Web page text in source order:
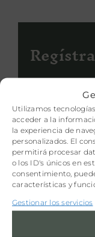
Utilizamos
acceder a la
la experiencia de
personalizados. El
permitirá procesar
o los ID's únicos en
consentimiento,
características y
Gestionar los servicios
¡5€ de
newsletter!
Acepto recibir
comerciales de